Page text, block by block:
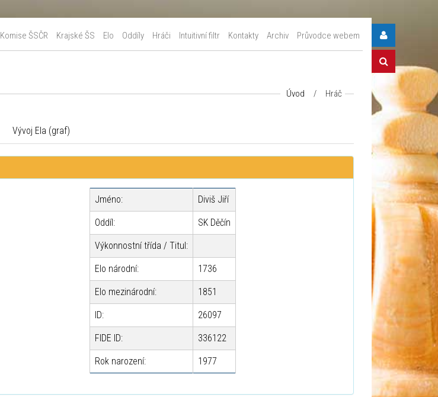
Komise ŠSČR Krajské ŠS Elo Oddíly Hráči Intuitivní filtr Kontakty Archiv Průvodce webem
Úvod / Hráč
Vývoj Ela (graf)
Jméno: Diviš Jiří
Oddíl: SK Děčín
Výkonnostní třída / Titul:
Elo národní: 1736
Elo mezinárodní: 1851
ID: 26097
FIDE ID: 336122
Rok narození: 1977